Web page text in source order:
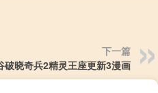
下一篇
破晓奇兵2精灵王座更新3漫画